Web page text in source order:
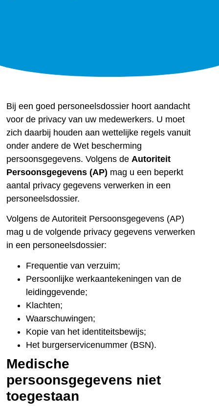
Bij een goed personeelsdossier hoort aandacht
voor de privacy van uw medewerkers. U moet
zich daarbij houden aan wettelijke regels vanuit
onder andere de Wet bescherming
persoonsgegevens. Volgens de Autoriteit
Persoonsgegevens (AP) mag u een beperkt
aantal privacy gegevens verwerken in een
personeelsdossier.
Volgens de Autoriteit Persoonsgegevens (AP)
mag u de volgende privacy gegevens verwerken
in een personeelsdossier:
Frequentie van verzuim;
Persoonlijke werkaantekeningen van de
leidinggevende;
Klachten;
Waarschuwingen;
Kopie van het identiteitsbewijs;
Het burgerservicenummer (BSN).
Medische
persoonsgegevens niet
toegestaan